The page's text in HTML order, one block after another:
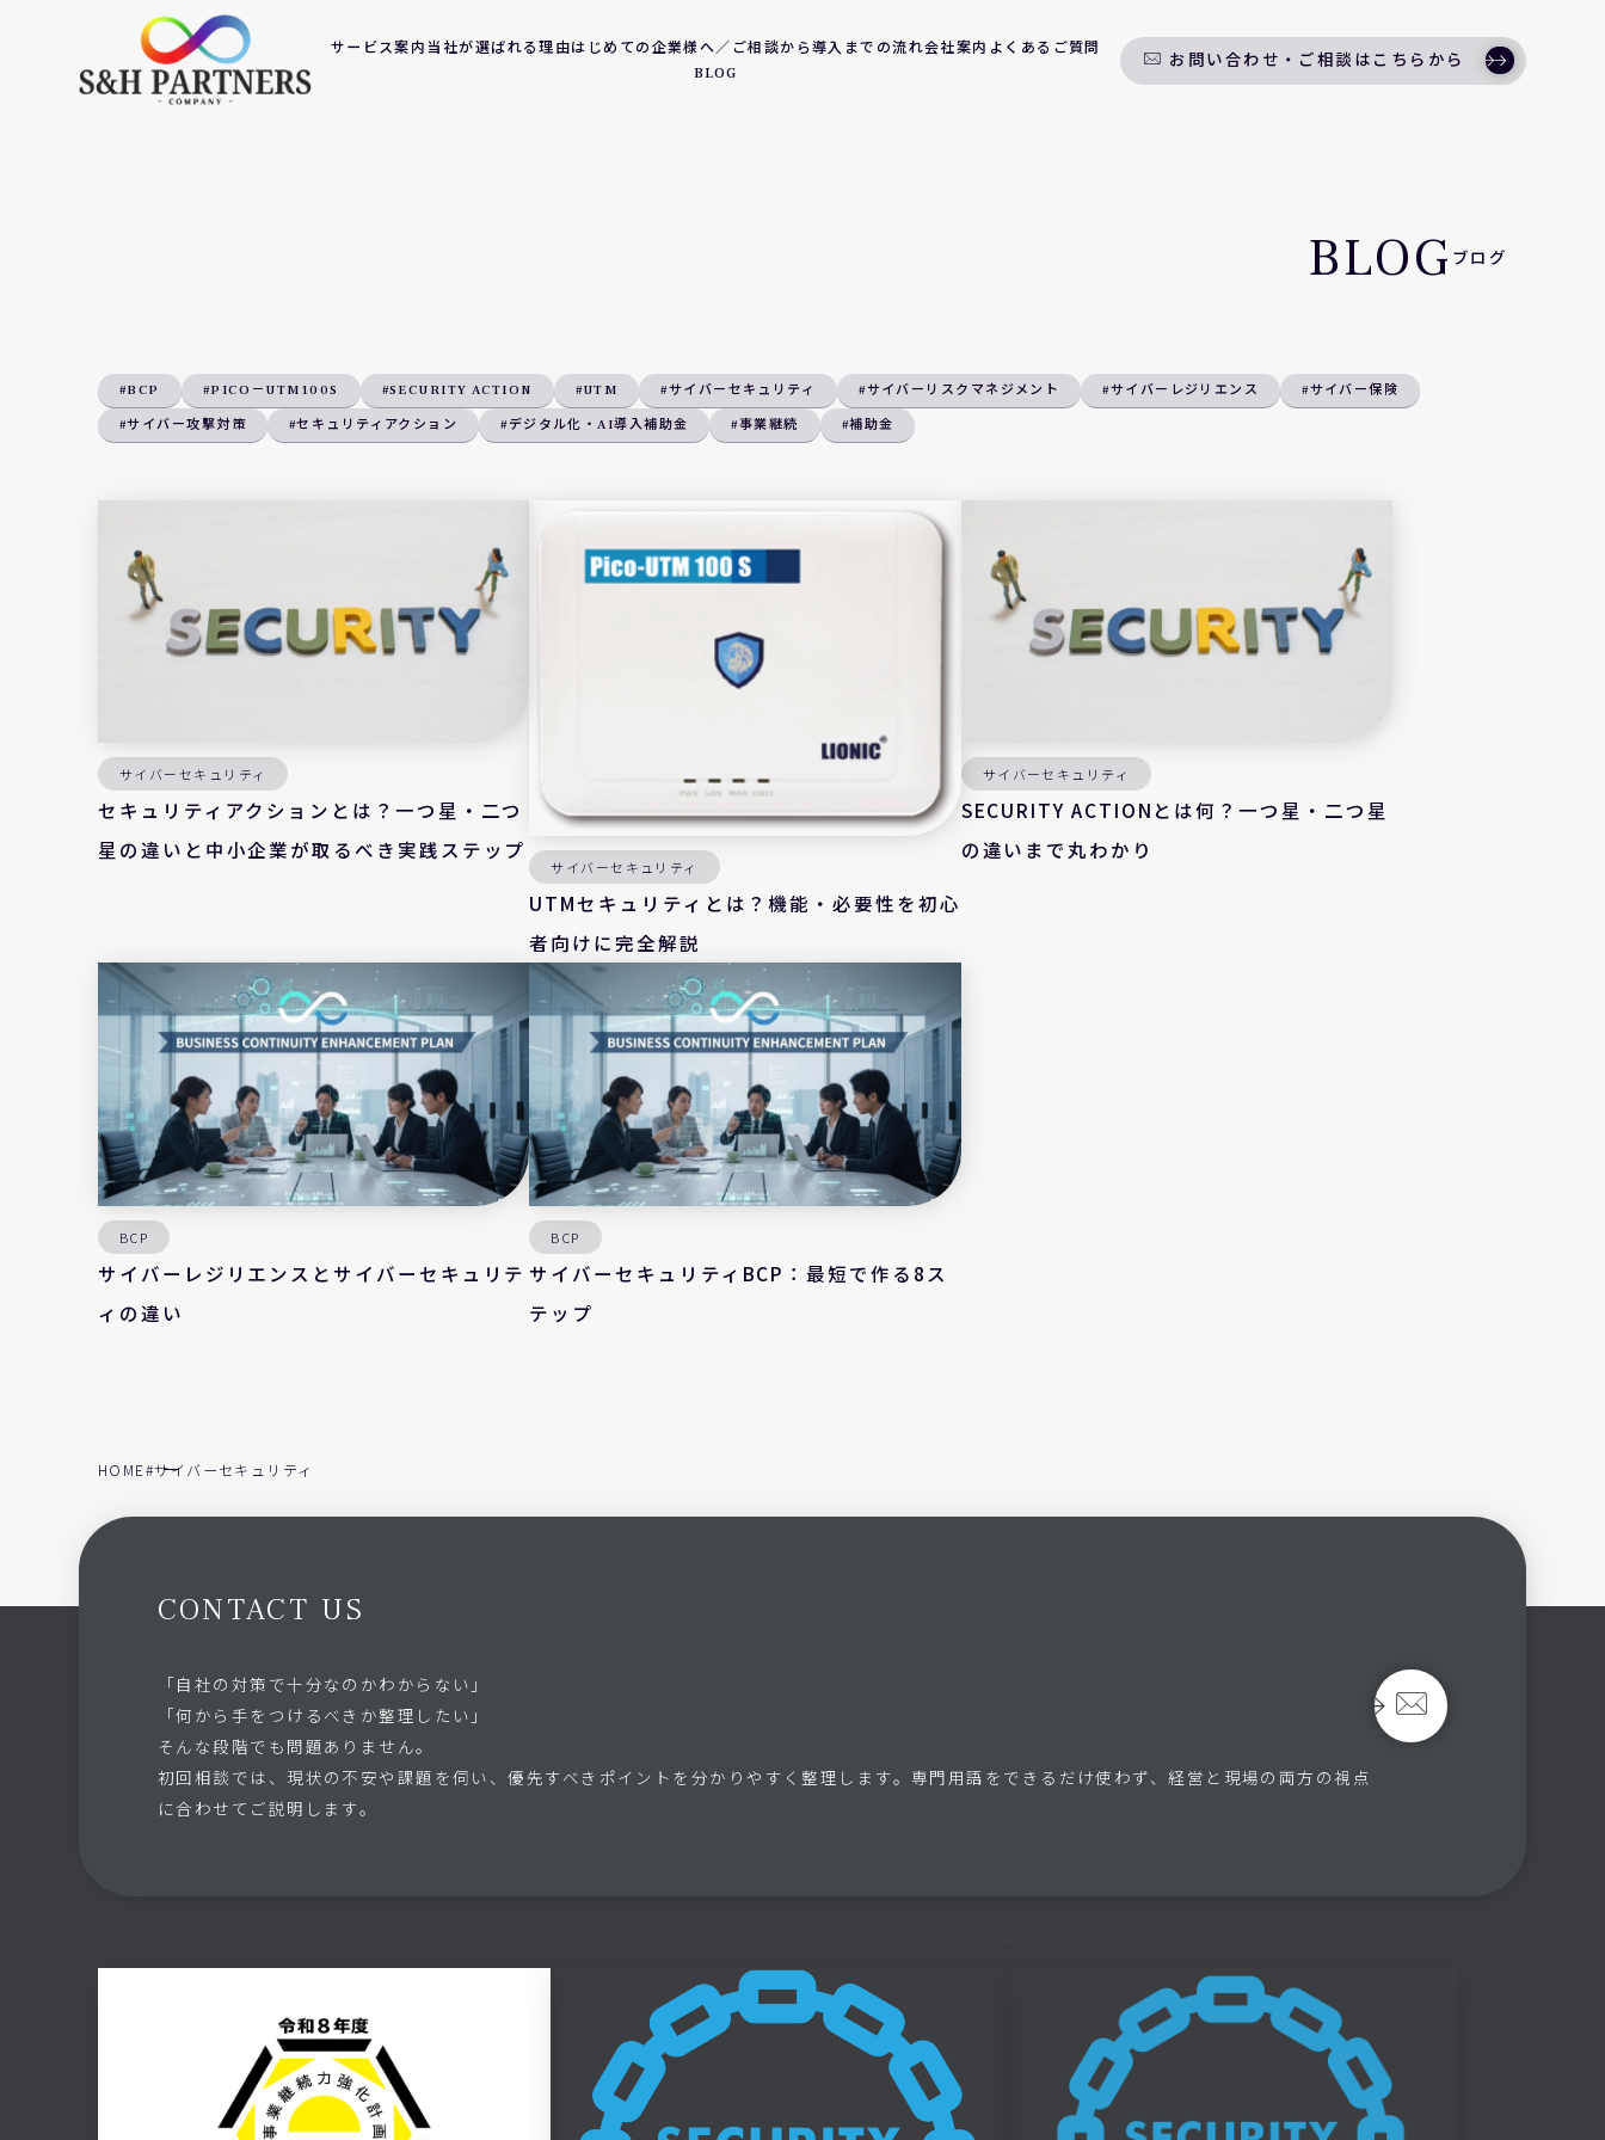
サービス案内当社が選ばれる理由はじめての企業様へ／ご相談から導入までの流れ会社案内 よくあるご質問
BLOG
お問い合わせ・ご相談はこちらから
ブログ
BLOG
#BCP #PICO－UTM100S #SECURITY ACTION #UTM #サイバーセキュリティ #サイバーリスクマネジメント #サイバーレジリエンス
#サイバー保険
#サイバー攻撃対策
#セキュリティアクション #デジタル化・AI導入補助金 #事業継続 #補助金
サイバーセキュリティ
セキュリティアクションとは？一つ星・二つ
星の違いと中小企業が取るべき実践ステップ
サイバーセキュリティ
UTMセキュリティとは？機能・必要性を初心
者向けに完全解説
サイバーセキュリティ
SECURITY ACTIONとは何？一つ星・二つ星
の違いまで丸わかり
BCP
サイバーレジリエンスとサイバーセキュリテ
ィの違い
BCP
サイバーセキュリティBCP：最短で作る8ス
テップ
HOME#サイバーセキュリティ
CONTACT US
「自社の対策で十分なのかわからない」
「何から手をつけるべきか整理したい」
そんな段階でも問題ありません。
初回相談では、現状の不安や課題を伺い、優先すべきポイントを分かりやすく整理します。専門用語をできるだけ使わず、経営と現場の両方の視点
に合わせてご説明します。